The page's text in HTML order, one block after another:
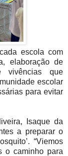
escola com
elaboração de
vivências que
escolar
para evitar
Isaque da
a preparar o
“Viemos
o caminho para